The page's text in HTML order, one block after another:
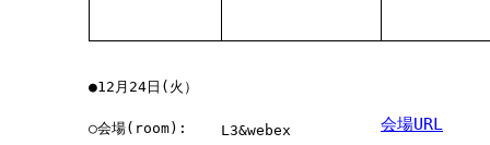
●12月24日(火）
○会場(room): L3&webex 会場URL